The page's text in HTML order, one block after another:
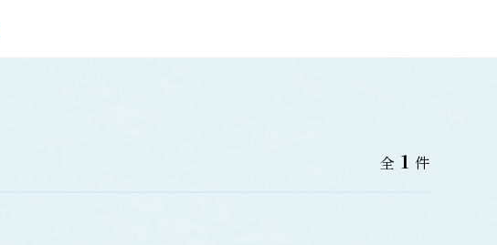
全 1 件